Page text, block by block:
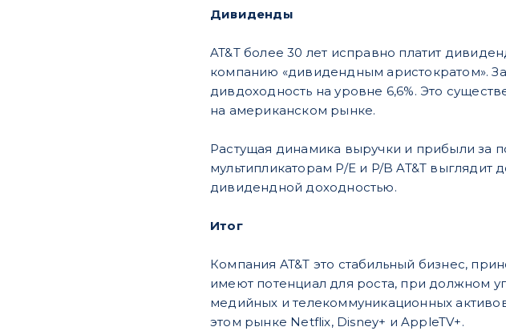
Дивиденды
AT&T более 30 лет исправно платит
компанию «дивидендным аристократом».
дивдоходность на уровне 6,6%. Это
на американском рынке.
Растущая динамика выручки и прибыли за
мультипликаторам P/E и P/B AT&T
дивидендной доходностью.
Итог
Компания AT&T это стабильный бизнес,
имеют потенциал для роста, при должном
медийных и телекоммуникационных
этом рынке Netflix, Disney+ и AppleTV+.